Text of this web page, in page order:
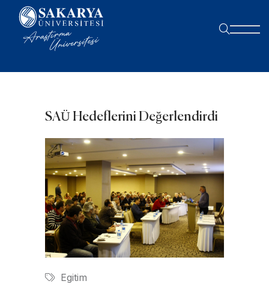
SAÜ Hedeflerini Değerlendirdi
Egitim